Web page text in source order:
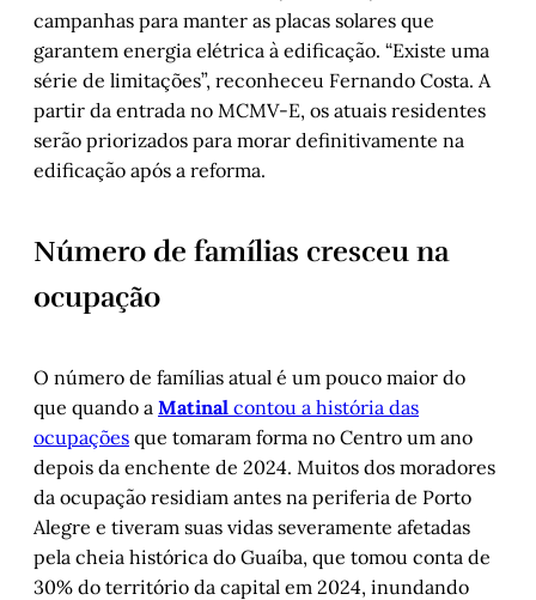
campanhas para manter as placas solares que
garantem energia elétrica à edificação. “Existe uma
série de limitações”, reconheceu Fernando Costa. A
partir da entrada no MCMV-E, os atuais residentes
serão priorizados para morar definitivamente na
edificação após a reforma.
Número de famílias cresceu na
ocupação
O número de famílias atual é um pouco maior do
que quando a Matinal contou a história das
ocupações que tomaram forma no Centro um ano
depois da enchente de 2024. Muitos dos moradores
da ocupação residiam antes na periferia de Porto
Alegre e tiveram suas vidas severamente afetadas
pela cheia histórica do Guaíba, que tomou conta de
30% do território da capital em 2024, inundando